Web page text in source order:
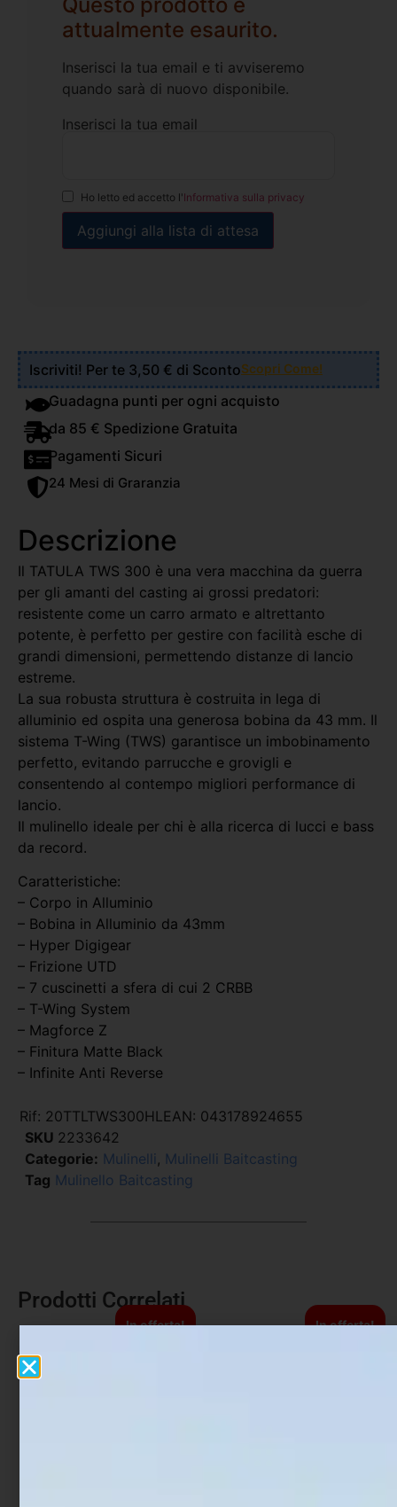
attualmente esaurito.
Inserisci la tua email e ti avviseremo
quando sarà di nuovo disponibile.
Inserisci la tua email
Ho letto ed accetto l'Informativa sulla privacy
Iscriviti! Per te 3,50 € di ScontoScopri Come!
Guadagna punti per ogni acquisto
da 85 € Spedizione Gratuita
Pagamenti Sicuri
24 Mesi di Graranzia
Descrizione
Il TATULA TWS 300 è una vera macchina da guerra
per gli amanti del casting ai grossi predatori:
resistente come un carro armato e altrettanto
potente, è perfetto per gestire con facilità esche di
grandi dimensioni, permettendo distanze di lancio
estreme.
La sua robusta struttura è costruita in lega di
alluminio ed ospita una generosa bobina da 43 mm. Il
sistema T-Wing (TWS) garantisce un imbobinamento
perfetto, evitando parrucche e grovigli e
consentendo al contempo migliori performance di
lancio.
Il mulinello ideale per chi è alla ricerca di lucci e bass
da record.
Caratteristiche:
– Corpo in Alluminio
– Bobina in Alluminio da 43mm
– Hyper Digigear
– Frizione UTD
– 7 cuscinetti a sfera di cui 2 CRBB
– T-Wing System
– Magforce Z
– Finitura Matte Black
– Infinite Anti Reverse
Rif: 20TTLTWS300HL EAN: 043178924655
SKU 2233642
Categorie: Mulinelli , Mulinelli Baitcasting
Tag Mulinello Baitcasting
Prodotti Correlati
In offerta! In offerta!